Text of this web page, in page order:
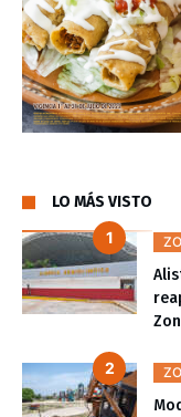
LO MÁS VISTO